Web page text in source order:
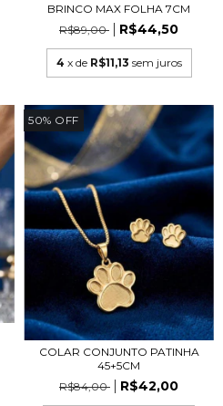
BRINCO MAX FOLHA 7CM
R$89,00
R$44,50
4 x de R$11,13 sem juros
50% OFF
COLAR CONJUNTO PATINHA
45+5CM
R$84,00
R$42,00